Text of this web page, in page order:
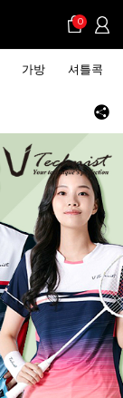
0
가방 셔틀콕